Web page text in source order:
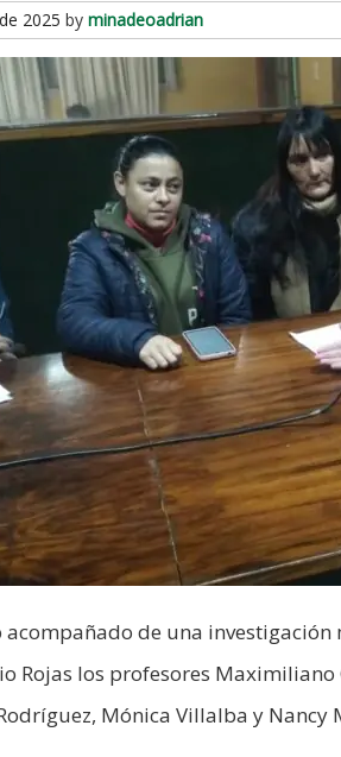
2025 by minadeoadrian
acompañado de una
Rojas los profesores
Mónica Villalba y Nancy